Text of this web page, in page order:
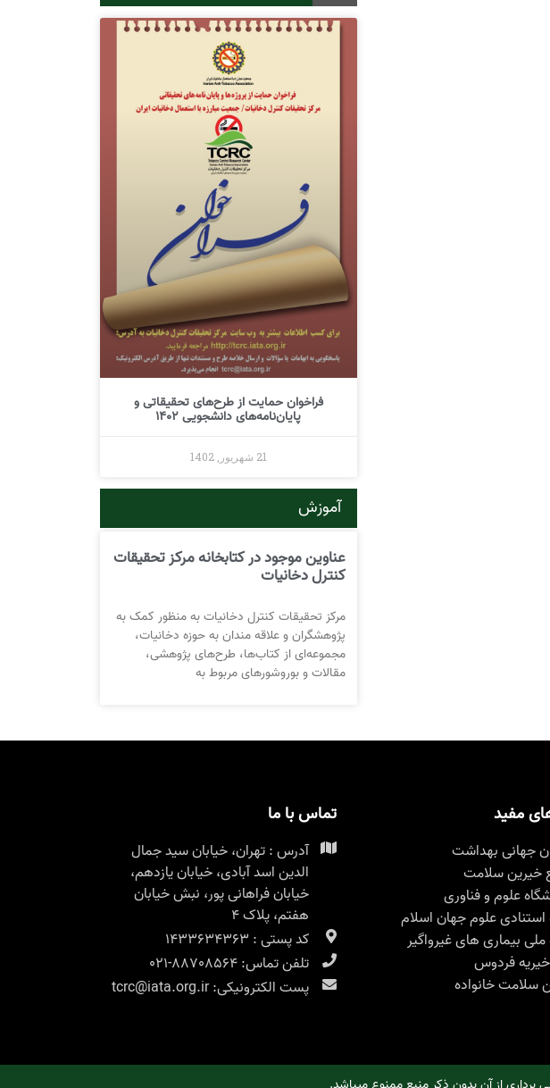
فراخوان حمایت از طرح‌های تحقیقاتی و
پایان‌نامه‌های دانشجویی 1402
21 شهریور, 1402
آموزش
عناوین موجود در کتابخانه مرکز تحقیقات
کنترل دخانیات
مرکز تحقیقات کنترل دخانیات به منظور کمک به
پژوهشگران و علاقه مندان به حوزه دخانیات،
مجموعه‌ای از کتاب‌ها، طرح‌های پژوهشی،
مقالات و بوروشورهای مربوط به
مفید
جهانی بهداشت
خیرین سلامت
علوم و فناوری
استنادی علوم جهان اسلام
بیماری های غیرواگیر
خیریه فردوس
سلامت خانواده
تماس با ما
آدرس : تهران، خیابان سید جمال
الدین اسد آبادی، خیابان یازدهم،
خیابان فراهانی پور، نبش خیابان
هفتم، پلاک ۴
کد پستی : 1433634363
تلفن تماس: 88708564-021
پست الکترونیکی: tcrc@iata.org.ir